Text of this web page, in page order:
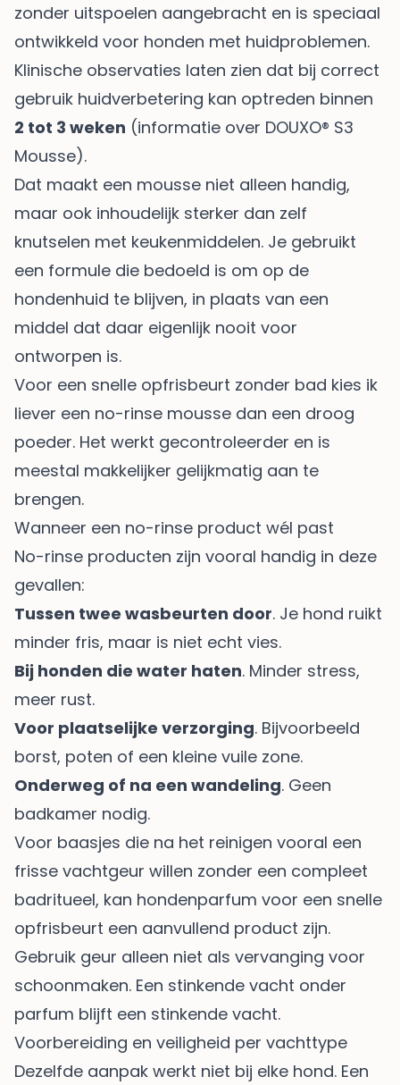
zonder uitspoelen aangebracht en is speciaal
ontwikkeld voor honden met huidproblemen.
Klinische observaties laten zien dat bij correct
gebruik huidverbetering kan optreden binnen
2 tot 3 weken (informatie over DOUXO® S3
Mousse).
Dat maakt een mousse niet alleen handig,
maar ook inhoudelijk sterker dan zelf
knutselen met keukenmiddelen. Je gebruikt
een formule die bedoeld is om op de
hondenhuid te blijven, in plaats van een
middel dat daar eigenlijk nooit voor
ontworpen is.
Voor een snelle opfrisbeurt zonder bad kies ik
liever een no-rinse mousse dan een droog
poeder. Het werkt gecontroleerder en is
meestal makkelijker gelijkmatig aan te
brengen.
Wanneer een no-rinse product wél past
No-rinse producten zijn vooral handig in deze
gevallen:
Tussen twee wasbeurten door. Je hond ruikt
minder fris, maar is niet echt vies.
Bij honden die water haten. Minder stress,
meer rust.
Voor plaatselijke verzorging. Bijvoorbeeld
borst, poten of een kleine vuile zone.
Onderweg of na een wandeling. Geen
badkamer nodig.
Voor baasjes die na het reinigen vooral een
frisse vachtgeur willen zonder een compleet
badritueel, kan hondenparfum voor een snelle
opfrisbeurt een aanvullend product zijn.
Gebruik geur alleen niet als vervanging voor
schoonmaken. Een stinkende vacht onder
parfum blijft een stinkende vacht.
Voorbereiding en veiligheid per vachttype
Dezelfde aanpak werkt niet bij elke hond. Een